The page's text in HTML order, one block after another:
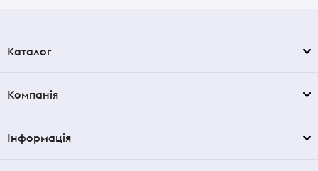
Каталог
Компанія
Інформація